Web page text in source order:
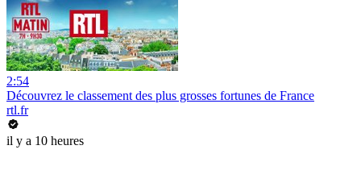
2:54
Découvrez le classement des plus grosses fortunes de France
rtl.fr
il y a 10 heures